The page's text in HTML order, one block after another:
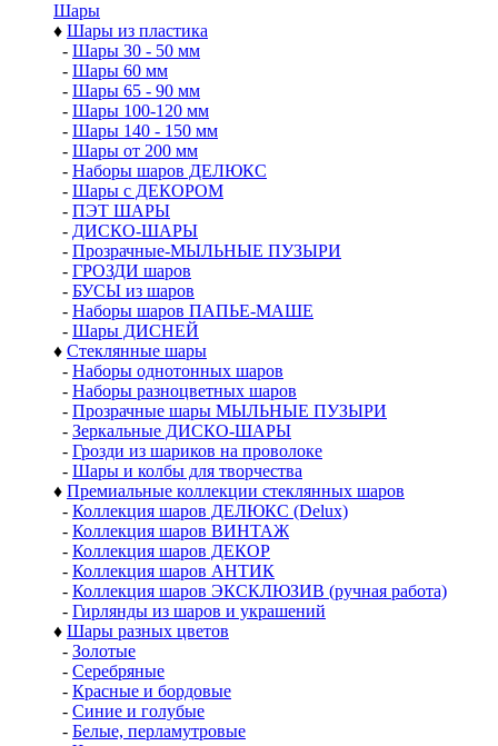
Шары
♦ Шары из пластика
- Шары 30 - 50 мм
- Шары 60 мм
- Шары 65 - 90 мм
- Шары 100-120 мм
- Шары 140 - 150 мм
- Шары от 200 мм
- Наборы шаров ДЕЛЮКС
- Шары с ДЕКОРОМ
- ПЭТ ШАРЫ
- ДИСКО-ШАРЫ
- Прозрачные-МЫЛЬНЫЕ ПУЗЫРИ
- ГРОЗДИ шаров
- БУСЫ из шаров
- Наборы шаров ПАПЬЕ-МАШЕ
- Шары ДИСНЕЙ
♦ Стеклянные шары
- Наборы однотонных шаров
- Наборы разноцветных шаров
- Прозрачные шары МЫЛЬНЫЕ ПУЗЫРИ
- Зеркальные ДИСКО-ШАРЫ
- Грозди из шариков на проволоке
- Шары и колбы для творчества
♦ Премиальные коллекции стеклянных шаров
- Коллекция шаров ДЕЛЮКС (Delux)
- Коллекция шаров ВИНТАЖ
- Коллекция шаров ДЕКОР
- Коллекция шаров АНТИК
- Коллекция шаров ЭКСКЛЮЗИВ (ручная работа)
- Гирлянды из шаров и украшений
♦ Шары разных цветов
- Золотые
- Серебряные
- Красные и бордовые
- Синие и голубые
- Белые, перламутровые